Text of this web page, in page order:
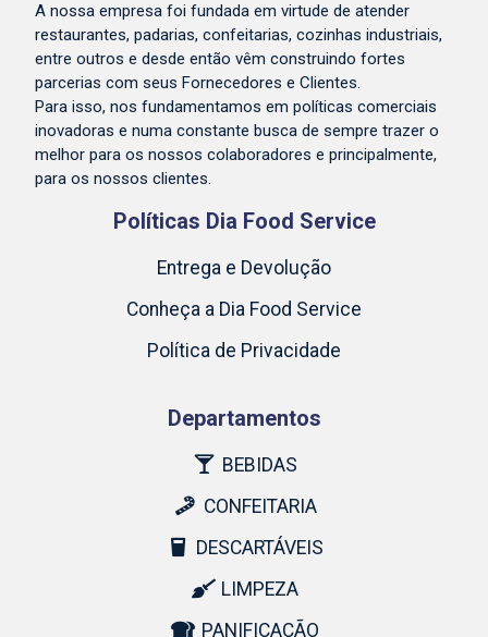
A nossa empresa foi fundada em virtude de atender
restaurantes, padarias, confeitarias, cozinhas industriais,
entre outros e desde então vêm construindo fortes
parcerias com seus Fornecedores e Clientes.
Para isso, nos fundamentamos em políticas comerciais
inovadoras e numa constante busca de sempre trazer o
melhor para os nossos colaboradores e principalmente,
para os nossos clientes.
Políticas Dia Food Service
Entrega e Devolução
Conheça a Dia Food Service
Política de Privacidade
Departamentos
BEBIDAS
CONFEITARIA
DESCARTÁVEIS
LIMPEZA
PANIFICAÇÃO